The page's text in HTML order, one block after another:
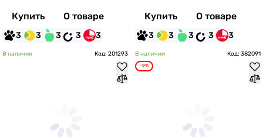
Купить О товаре
3 3 3 3 3
Купить О товаре
3 3 3 3 3
В наличии Код: 201293 В наличии Код: 382091
-9%